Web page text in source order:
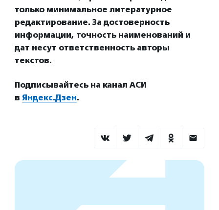
только минимальное литературное
редактирование. За достоверность
информации, точность наименований и
дат несут ответственность авторы
текстов.
Подписывайтесь на канал АСИ
в Яндекс.Дзен.